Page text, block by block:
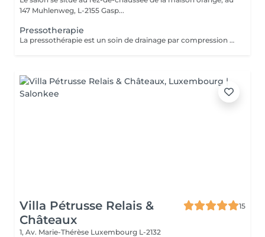
147 Muhlenweg, L-2155 Gasp...
Pressotherapie
La pressothérapie est un soin de drainage par compression douce qui stimule la circulation et favorise l'élimination des toxines. Elle procure une agréable sensation de légèreté, aide à soulager les jambes lourdes et offre un véritable moment de détente. À découvrir ponctuellement pour une pause bien-être ou en cure pour des résultats optimisés. Elle s'associe parfaitement à un soin du visage, un Lash Lift ou toute autre prestation.
Villa Pétrusse Relais &
Châteaux
15
1, Av. Marie-Thérèse Luxembourg L-2132